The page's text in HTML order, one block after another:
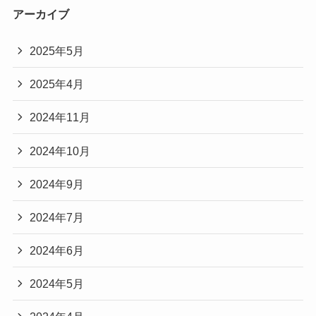
アーカイブ
2025年5月
2025年4月
2024年11月
2024年10月
2024年9月
2024年7月
2024年6月
2024年5月